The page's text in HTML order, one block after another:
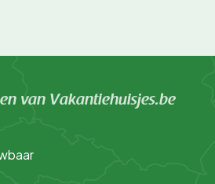
van Vakantiehuisjes.be